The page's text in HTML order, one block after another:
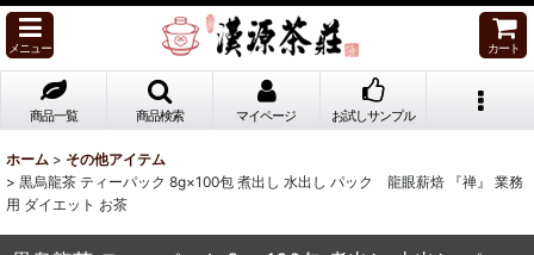
メニュー カート
商品一覧 商品検索 マイページ お試しサンプル
ホーム > その他アイテム
> 黒烏龍茶 ティーパック 8g×100包 煮出し 水出し パック 龍眼薪焙 『禅』 業務
用 ダイエット お茶